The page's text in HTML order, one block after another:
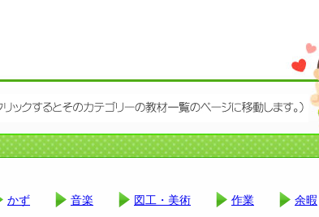
かず 音楽 図工・美術 作業 余暇